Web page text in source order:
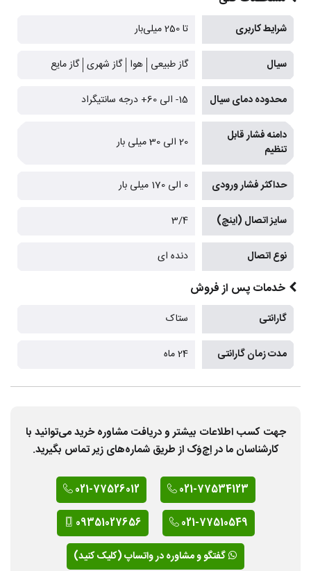
شرایط کاربری تا 250 میلی‌بار
سیال گاز طبیعی هوا گاز شهری گاز مایع
محدوده دمای سیال 15- الی 60+ درجه سانتیگراد
دامنه فشار قابل
تنظیم
20 الی 30 میلی بار
حداکثر فشار ورودی 0 الی 170 میلی بار
سایز اتصال (اینچ) 3/4
نوع اتصال دنده ای
خدمات پس از فروش
گارانتی ستاک
مدت زمان گارانتی 24 ماه
جهت کسب اطلاعات بیشتر و دریافت مشاوره خرید می‌توانید با
کارشناسان ما در اِچ‌وَک از طریق شماره‌های زیر تماس بگیرید.
021-77534123
021-77526012
021-77510549
09351027656
گفتگو و مشاوره در واتساپ (کلیک کنید)